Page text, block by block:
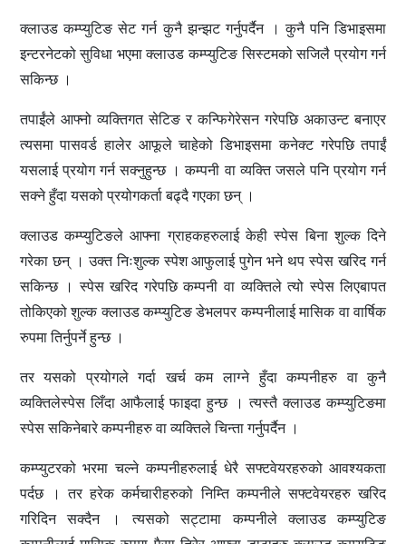
क्लाउड कम्प्युटिङ सेट गर्न कुनै झन्झट गर्नुपर्दैन । कुनै पनि डिभाइसमा
इन्टरनेटको सुविधा भएमा क्लाउड कम्प्युटिङ सिस्टमको सजिलै प्रयोग गर्न
सकिन्छ ।
तपाईंले आफ्नो व्यक्तिगत सेटिङ र कन्फिगेरेसन गरेपछि अकाउन्ट बनाएर
त्यसमा पासवर्ड हालेर आफूले चाहेको डिभाइसमा कनेक्ट गरेपछि तपाईं
यसलाई प्रयोग गर्न सक्नुहुन्छ । कम्पनी वा व्यक्ति जसले पनि प्रयोग गर्न
सक्ने हुँदा यसको प्रयोगकर्ता बढ्दै गएका छन् ।
क्लाउड कम्प्युटिङले आफ्ना ग्राहकहरुलाई केही स्पेस बिना शुल्क दिने
गरेका छन् । उक्त निःशुल्क स्पेश आफुलाई पुगेन भने थप स्पेस खरिद गर्न
सकिन्छ । स्पेस खरिद गरेपछि कम्पनी वा व्यक्तिले त्यो स्पेस लिएबापत
तोकिएको शुल्क क्लाउड कम्प्युटिङ डेभलपर कम्पनीलाई मासिक वा वार्षिक
रुपमा तिर्नुपर्ने हुन्छ ।
तर यसको प्रयोगले गर्दा खर्च कम लाग्ने हुँदा कम्पनीहरु वा कुनै
व्यक्तिलेस्पेस लिँदा आफैलाई फाइदा हुन्छ । त्यस्तै क्लाउड कम्प्युटिङमा
स्पेस सकिनेबारे कम्पनीहरु वा व्यक्तिले चिन्ता गर्नुपर्दैन ।
कम्प्युटरको भरमा चल्ने कम्पनीहरुलाई धेरै सफ्टवेयरहरुको आवश्यकता
पर्दछ । तर हरेक कर्मचारीहरुको निम्ति कम्पनीले सफ्टवेयरहरु खरिद
गरिदिन सक्दैन । त्यसको सट्टामा कम्पनीले क्लाउड कम्प्युटिङ